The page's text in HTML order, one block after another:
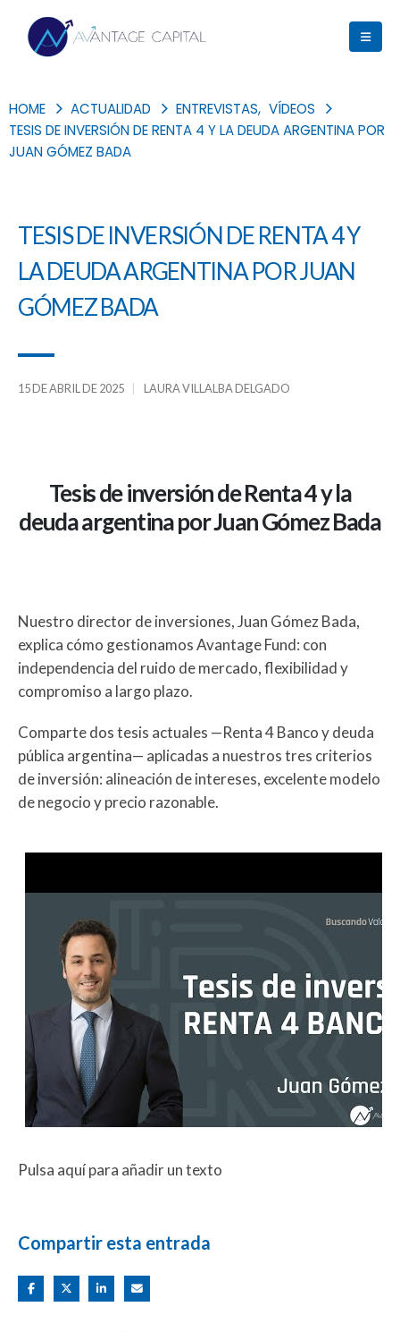
HOME ACTUALIDAD ENTREVISTAS, VÍDEOS
TESIS DE INVERSIÓN DE RENTA 4 Y LA DEUDA ARGENTINA POR
JUAN GÓMEZ BADA
TESIS DE INVERSIÓN DE RENTA 4 Y
LA DEUDA ARGENTINA POR JUAN
GÓMEZ BADA
15 DE ABRIL DE 2025 LAURA VILLALBA DELGADO
Tesis de inversión de Renta 4 y la
deuda argentina por Juan Gómez Bada
Nuestro director de inversiones, Juan Gómez Bada,
explica cómo gestionamos Avantage Fund: con
independencia del ruido de mercado, flexibilidad y
compromiso a largo plazo.
Comparte dos tesis actuales —Renta 4 Banco y deuda
pública argentina— aplicadas a nuestros tres criterios
de inversión: alineación de intereses, excelente modelo
de negocio y precio razonable.
Pulsa aquí para añadir un texto
Compartir esta entrada